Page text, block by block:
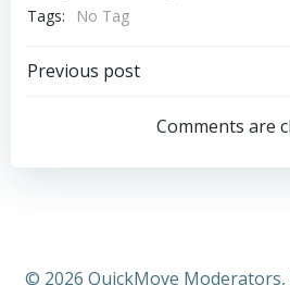
Tags:
No Tag
Post
navigation
Previous post
Comments are
© 2026 QuickMove Moderators,